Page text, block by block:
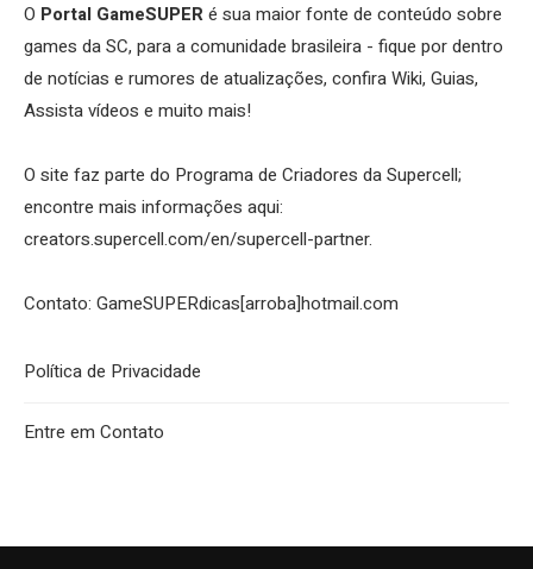
O Portal GameSUPERé sua maior fonte de conteúdo sobre
games da SC, para a comunidade brasileira - fique por dentro
de notícias e rumores de atualizações, confira Wiki, Guias,
Assista vídeos e muito mais!
O site faz parte do Programa de Criadores da Supercell;
encontre mais informações aqui:
creators.supercell.com/en/supercell-partner.
Contato: GameSUPERdicas[arroba]hotmail.com
Política de Privacidade
Entre em Contato